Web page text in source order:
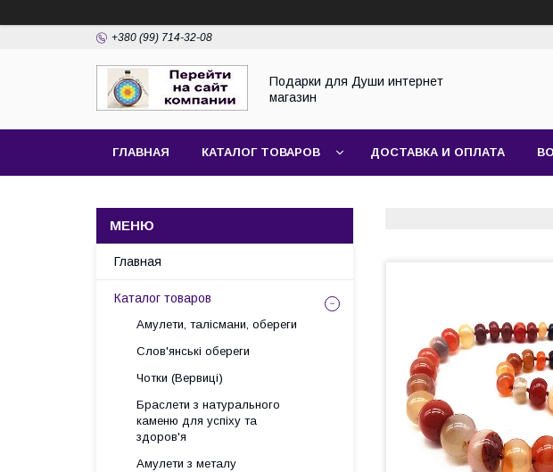
+380 (99) 714-32-08
Подарки для Души интернет
магазин
ГЛАВНАЯ КАТАЛОГ ТОВАРОВ ДОСТАВКА И ОПЛАТА
Главная
Каталог товаров
Амулети, талісмани, обереги
Слов'янські обереги
Чотки (Вервиці)
Браслети з натурального
каменю для успіху та
здоров'я
Амулети з металу